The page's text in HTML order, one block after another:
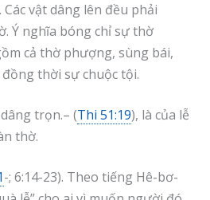
vật dâng lên đều phải
Ý nghĩa bóng chỉ sự thờ
cả thờ phượng, sùng bái,
thời sự chuộc tội.
trọn.– (Thi 51:19), là của lễ
thờ.
-; 6:14-23). Theo tiếng Hê-bơ-